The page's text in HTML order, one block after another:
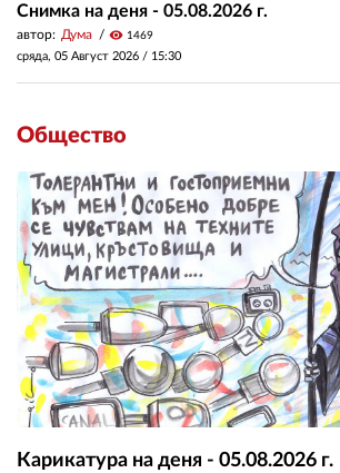
Снимка на деня - 05.08.2026 г.
автор: Дума visibility 1469
сряда, 05 Август 2026 / 15:30
Общество
Карикатура на деня - 05.08.2026 г.